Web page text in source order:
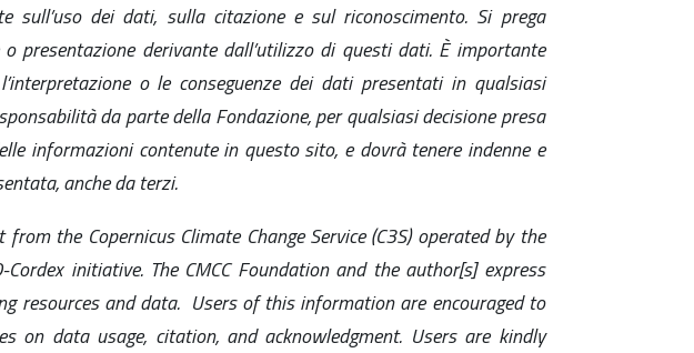
sull’uso dei dati, sulla citazione e sul riconoscimento. Si prega
presentazione derivante dall’utilizzo di questi dati. È importante
o le conseguenze dei dati presentati in qualsiasi
da parte della Fondazione, per qualsiasi decisione presa
informazioni contenute in questo sito, e dovrà tenere indenne e
anche da terzi.
the Copernicus Climate Change Service (C3S) operated by the
Cordex initiative.The CMCC Foundation and the author[s] express
resources and data. Users of this information are encouraged to
on data usage, citation, and acknowledgment. Users are kindly